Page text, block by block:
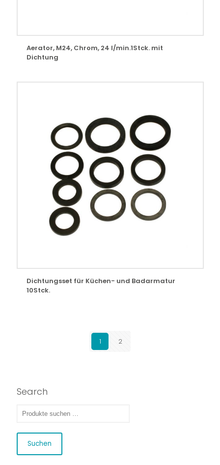
Aerator, M24, Chrom, 24 l/min.1Stck. mit
Dichtung
Dichtungsset für Küchen- und Badarmatur
10Stck.
1 2
Search
Suchen